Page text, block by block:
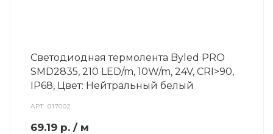
Светодиодная термолента Byled PRO
SMD2835, 210 LED/m, 10W/m, 24V, СRI>90,
IP68, Цвет: Нейтральный белый
АРТ.017002
69.19 р. / м